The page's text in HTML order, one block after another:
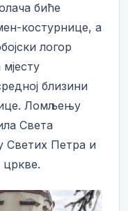
биће
костурнице, а
логор
мјесту
близини
Ломљењу
Света
Светих Петра и